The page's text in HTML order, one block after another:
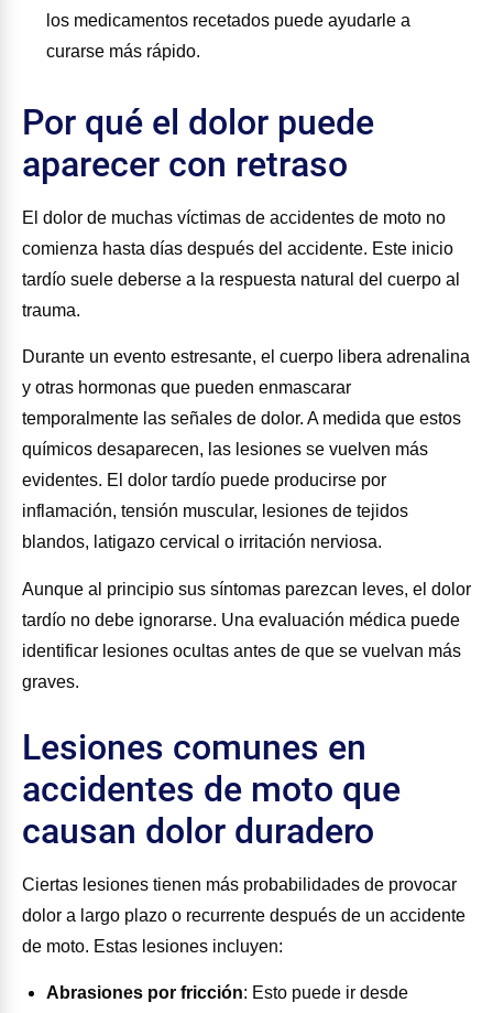
los medicamentos recetados puede ayudarle a
curarse más rápido.
Por qué el dolor puede
aparecer con retraso
El dolor de muchas víctimas de accidentes de moto no
comienza hasta días después del accidente. Este inicio
tardío suele deberse a la respuesta natural del cuerpo al
trauma.
Durante un evento estresante, el cuerpo libera adrenalina
y otras hormonas que pueden enmascarar
temporalmente las señales de dolor. A medida que estos
químicos desaparecen, las lesiones se vuelven más
evidentes. El dolor tardío puede producirse por
inflamación, tensión muscular, lesiones de tejidos
blandos, latigazo cervical o irritación nerviosa.
Aunque al principio sus síntomas parezcan leves, el dolor
tardío no debe ignorarse. Una evaluación médica puede
identificar lesiones ocultas antes de que se vuelvan más
graves.
Lesiones comunes en
accidentes de moto que
causan dolor duradero
Ciertas lesiones tienen más probabilidades de provocar
dolor a largo plazo o recurrente después de un accidente
de moto. Estas lesiones incluyen:
Abrasiones por fricción: Esto puede ir desde